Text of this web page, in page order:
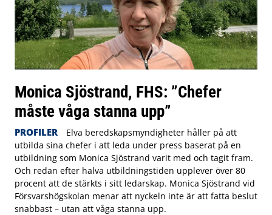
Monica Sjöstrand, FHS: ”Chefer
måste våga stanna upp”
PROFILER
Elva beredskapsmyndigheter håller på att
utbilda sina chefer i att leda under press baserat på en
utbildning som Monica Sjöstrand varit med och tagit fram.
Och redan efter halva utbildningstiden upplever över 80
procent att de stärkts i sitt ledarskap. Monica Sjöstrand vid
Försvarshögskolan menar att nyckeln inte är att fatta beslut
snabbast – utan att våga stanna upp.